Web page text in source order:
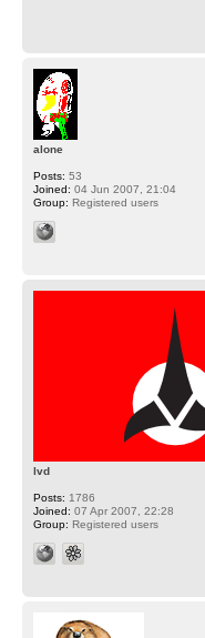
alone
Posts: 53
Joined: 04 Jun 2007, 21:04
Group: Registered users
lvd
Posts: 1786
Joined: 07 Apr 2007, 22:28
Group: Registered users